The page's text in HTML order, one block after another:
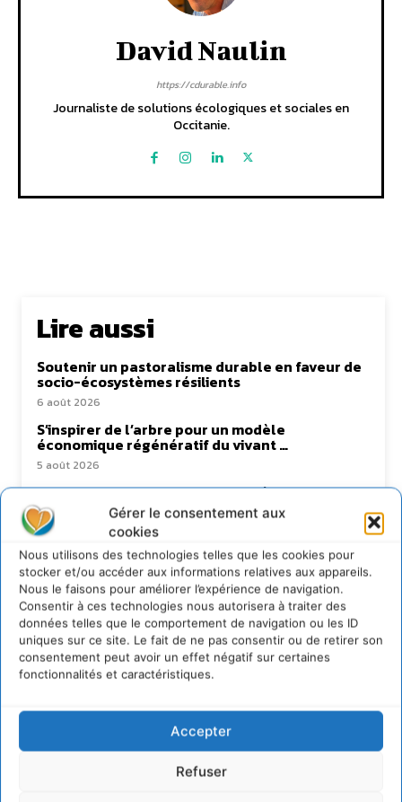
Gérer le consentement aux
cookies
Nous utilisons des technologies telles que les cookies pour
stocker et/ou accéder aux informations relatives aux appareils.
Nous le faisons pour améliorer l’expérience de navigation.
Consentir à ces technologies nous autorisera à traiter des
données telles que le comportement de navigation ou les ID
uniques sur ce site. Le fait de ne pas consentir ou de retirer son
consentement peut avoir un effet négatif sur certaines
fonctionnalités et caractéristiques.
Accepter
Refuser
David Naulin
https://cdurable.info
Journaliste de solutions écologiques et sociales en
Occitanie.
Lire aussi
Soutenir un pastoralisme durable en faveur de
socio-écosystèmes résilients
6 août 2026
S’inspirer de l’arbre pour un modèle
économique régénératif du vivant …
5 août 2026
IPBES : le « GIEC de la biodiversité » appelle les
entreprises à devenir des alliées du vivant
4 août 2026
Comment le sol français a perdu sa mémoire
hydrique et déréglé tout le territoire (2020-
2026)
2 août 2026
Newsletter